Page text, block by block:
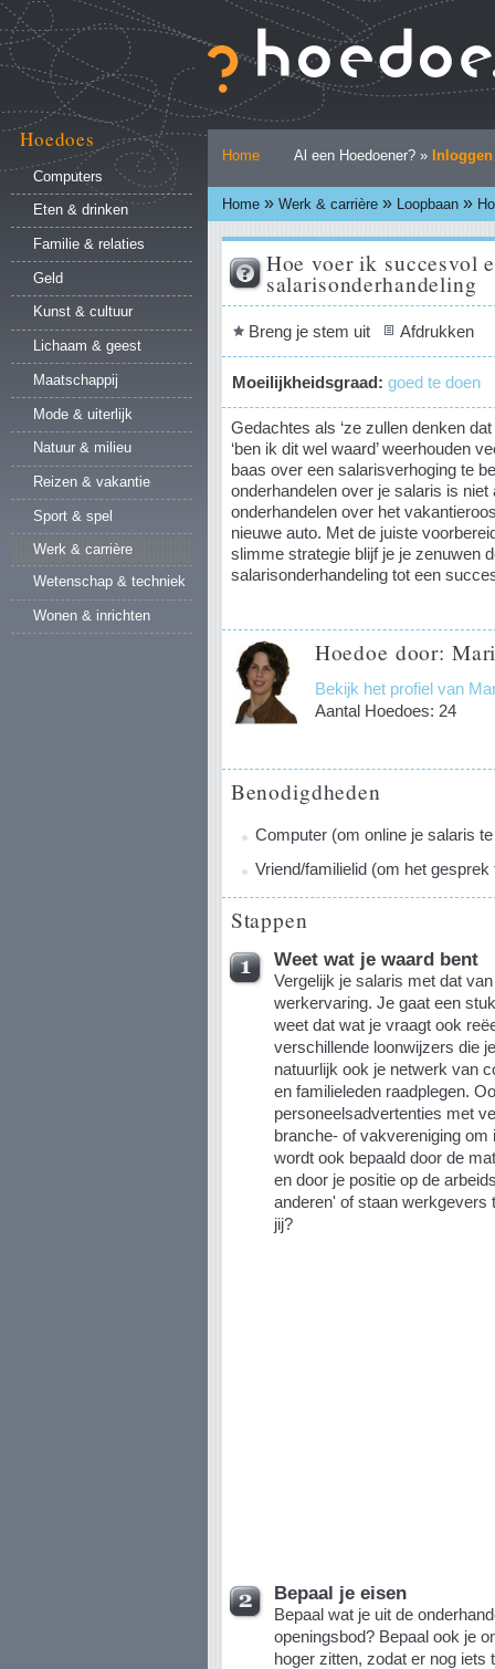
naar
inhoud.
Ga
naar
navigatie
Persoonlijke
hulpmiddelen
Home Al een Hoedoener? » Inloggen
Home » Werk & carrière » Loopbaan »
Hoedoes
Computers
Eten & drinken
Familie & relaties
Geld
Kunst & cultuur
Lichaam & geest
Maatschappij
Mode & uiterlijk
Natuur & milieu
Reizen & vakantie
Sport & spel
Werk & carrière
Wetenschap & techniek
Wonen & inrichten
Hoe voer ik succesvol
salarisonderhandeling
Document
Breng je stem uit Afdrukken
Moeilijkheidsgraad: goed te doen
Gedachtes als ‘ze zullen denken
‘ben ik dit wel waard’ weerhouden
baas over een salarisverhoging te
onderhandelen over je salaris is
onderhandelen over het
nieuwe auto. Met de juiste
slimme strategie blijf je je zenuwen
salarisonderhandeling tot een
Hoedoe door:
Bekijk het profiel van
Aantal Hoedoes: 24
Benodigdheden
Computer (om online je salaris
Vriend/familielid (om het gesprek
Stappen
Weet wat je waard bent
Vergelijk je salaris met dat
werkervaring. Je gaat een
weet dat wat je vraagt ook
verschillende loonwijzers die
natuurlijk ook je netwerk van
en familieleden raadplegen.
personeelsadvertenties met
branche- of vakvereniging
wordt ook bepaald door de
en door je positie op de
anderen' of staan
jij?
Bepaal je eisen
Bepaal wat je uit de
openingsbod? Bepaal ook je
hoger zitten, zodat er nog iets